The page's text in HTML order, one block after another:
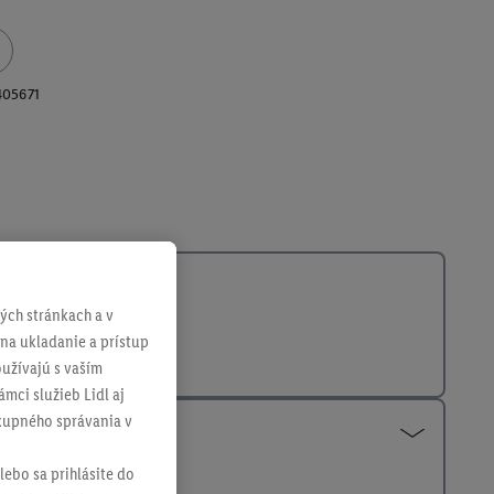
stránkach a v
ukladanie a prístup
s vaším
služieb Lidl aj
správania v
sa prihlásite do